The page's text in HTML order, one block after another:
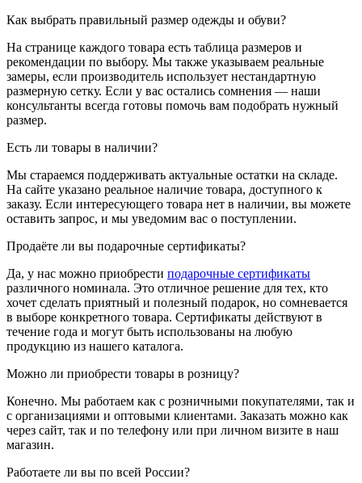
Как выбрать правильный размер одежды и обуви?
На странице каждого товара есть таблица размеров и
рекомендации по выбору. Мы также указываем реальные
замеры, если производитель использует нестандартную
размерную сетку. Если у вас остались сомнения — наши
консультанты всегда готовы помочь вам подобрать нужный
размер.
Есть ли товары в наличии?
Мы стараемся поддерживать актуальные остатки на складе.
На сайте указано реальное наличие товара, доступного к
заказу. Если интересующего товара нет в наличии, вы можете
оставить запрос, и мы уведомим вас о поступлении.
Продаёте ли вы подарочные сертификаты?
Да, у нас можно приобрести подарочные сертификаты
различного номинала. Это отличное решение для тех, кто
хочет сделать приятный и полезный подарок, но сомневается
в выборе конкретного товара. Сертификаты действуют в
течение года и могут быть использованы на любую
продукцию из нашего каталога.
Можно ли приобрести товары в розницу?
Конечно. Мы работаем как с розничными покупателями, так и
с организациями и оптовыми клиентами. Заказать можно как
через сайт, так и по телефону или при личном визите в наш
магазин.
Работаете ли вы по всей России?